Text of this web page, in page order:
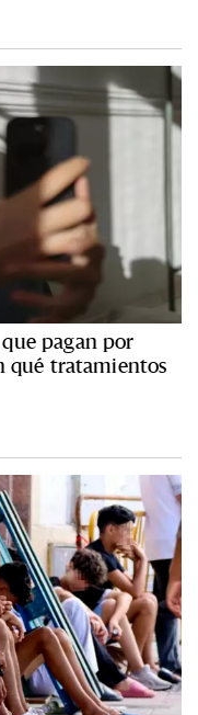
pagan por
qué tratamientos